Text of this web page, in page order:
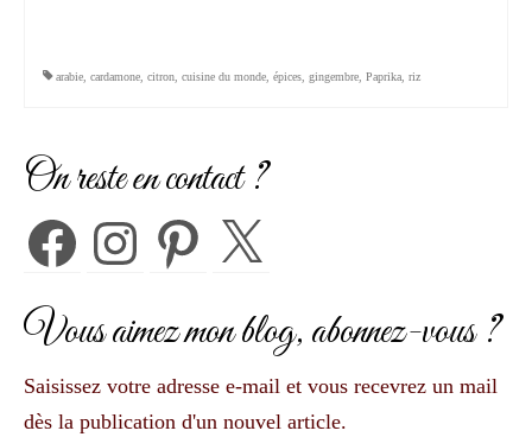
arabie cardamone citron cuisine du monde épices gingembre Paprika riz
On reste en contact ?
FacebookInstagramPinterest X
Vous aimez mon blog, abonnez-vous ?
Saisissez votre adresse e-mail et vous recevrez un mail
dès la publication d'un nouvel article.